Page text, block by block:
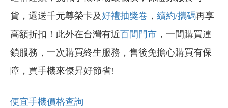
貨，還送千元尊榮卡及好禮抽獎卷 ， 續約/攜碼再享
高額折扣！此外在台灣有近百間門市 ，一間購買連
鎖服務，一次購買終生服務，售後免擔心購買有保
障，買手機來傑昇好節省!
便宜手機價格查詢